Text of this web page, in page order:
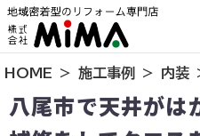
トップページ
選ばれる理由
HOME 施工事例 内装
八尾市で天井がは